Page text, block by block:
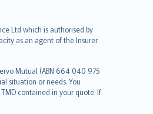
Ltd which is authorised by
as an agent of the Insurer
Mutual (ABN 664 040 975
situation or needs. You
contained in your quote. If